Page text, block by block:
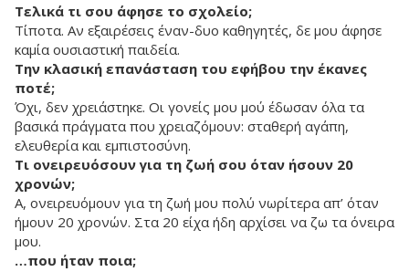
Τελικά τι σου άφησε το σχολείο;
Τίποτα. Αν εξαιρέσεις έναν-δυο καθηγητές, δε μου άφησε
καμία ουσιαστική παιδεία.
Την κλασική επανάσταση του εφήβου την έκανες
ποτέ;
Όχι, δεν χρειάστηκε. Οι γονείς μου μού έδωσαν όλα τα
βασικά πράγματα που χρειαζόμουν: σταθερή αγάπη,
ελευθερία και εμπιστοσύνη.
Τι ονειρευόσουν για τη ζωή σου όταν ήσουν 20
χρονών;
Α, ονειρευόμουν για τη ζωή μου πολύ νωρίτερα απ’ όταν
ήμουν 20 χρονών. Στα 20 είχα ήδη αρχίσει να ζω τα όνειρα
μου.
…που ήταν ποια;